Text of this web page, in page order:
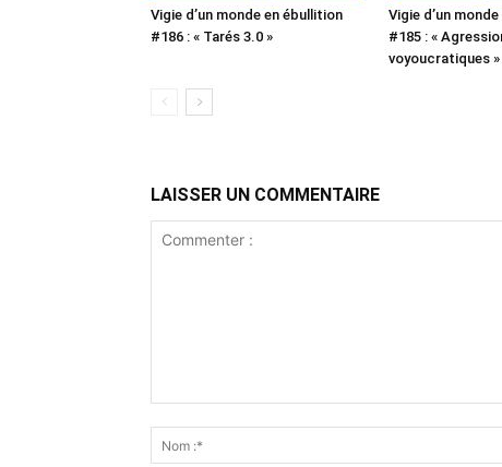
Vigie d’un monde en ébullition
#186 : « Tarés 3.0 »
Vigie d’un
#185 : «
voyoucratiques »
LAISSER UN COMMENTAIRE